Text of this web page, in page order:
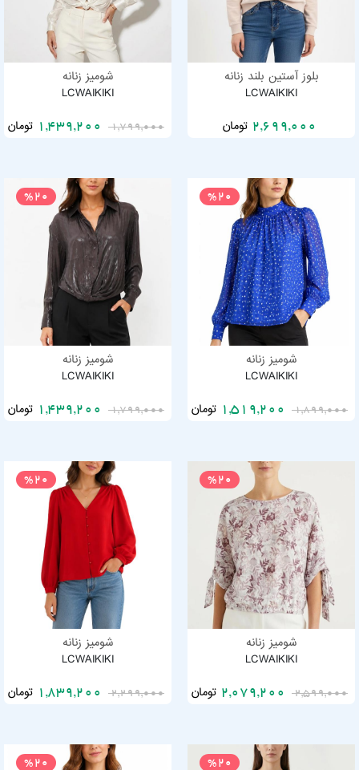
بلوز آستین بلند زنانه
LCWAIKIKI
2,699,000 تومان
شومیز زنانه
LCWAIKIKI
1,799,000 تومان
%20
شومیز زنانه
LCWAIKIKI
1,899,000 تومان
%20
شومیز زنانه
LCWAIKIKI
1,799,000 تومان
%20
شومیز زنانه
LCWAIKIKI
2,599,000 تومان
%20
شومیز زنانه
LCWAIKIKI
2,299,000 تومان
%20
%20